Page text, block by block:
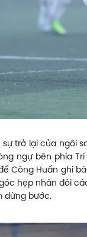
lại của ngôi
ngự bên phía
Huấn ghi
hẹp nhân đôi
dừng bước.